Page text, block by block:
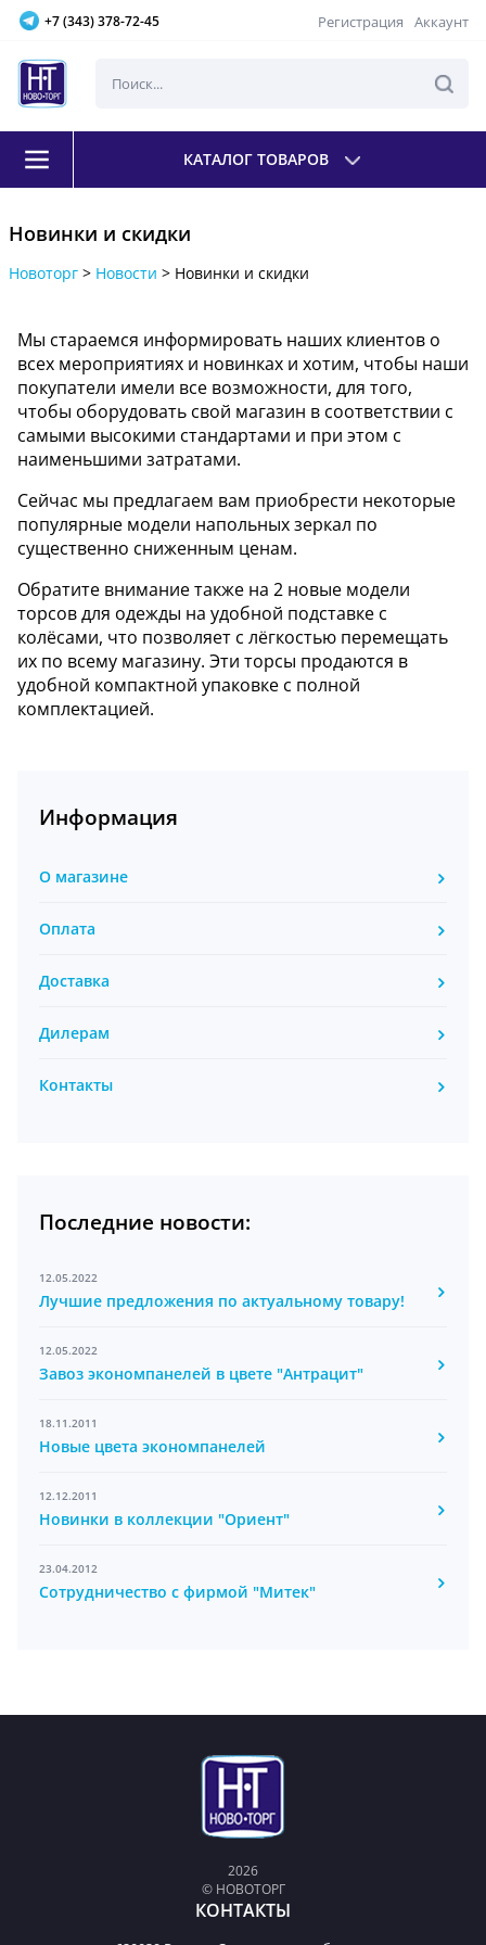
+7 (343) 378-72-45 Регистрация Аккаунт
КАТАЛОГ ТОВАРОВ
Новинки и скидки
Новоторг > Новости > Новинки и скидки
Мы стараемся информировать наших клиентов о
всех мероприятиях и новинках и хотим, чтобы наши
покупатели имели все возможности, для того,
чтобы оборудовать свой магазин в соответствии с
самыми высокими стандартами и при этом с
наименьшими затратами.
Сейчас мы предлагаем вам приобрести некоторые
популярные модели напольных зеркал по
существенно сниженным ценам.
Обратите внимание также на 2 новые модели
торсов для одежды на удобной подставке с
колёсами, что позволяет с лёгкостью перемещать
их по всему магазину. Эти торсы продаются в
удобной компактной упаковке с полной
комплектацией.
Информация
О магазине
Оплата
Доставка
Дилерам
Контакты
Последние новости:
12.05.2022
Лучшие предложения по актуальному товару!
12.05.2022
Завоз экономпанелей в цвете "Антрацит"
18.11.2011
Новые цвета экономпанелей
12.12.2011
Новинки в коллекции "Ориент"
23.04.2012
Сотрудничество с фирмой "Митек"
2026
© НОВОТОРГ
КОНТАКТЫ